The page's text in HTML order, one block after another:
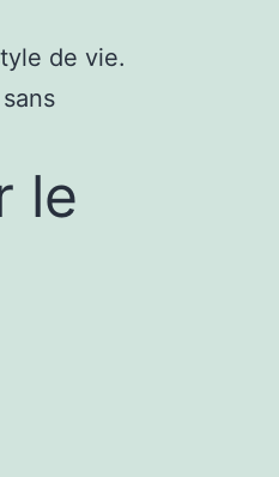
de vie.
le